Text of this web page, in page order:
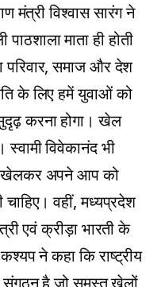
मंत्री विश्वास सारंग ने
माता ही होती
परिवार, समाज और देश
के लिए हमें युवाओं को
करना होगा। खेल
स्वामी विवेकानंद भी
खेलकर अपने आप को
वहीं, मध्यप्रदेश
एवं क्रीड़ा भारती के
कश्यप ने कहा कि राष्ट्रीय